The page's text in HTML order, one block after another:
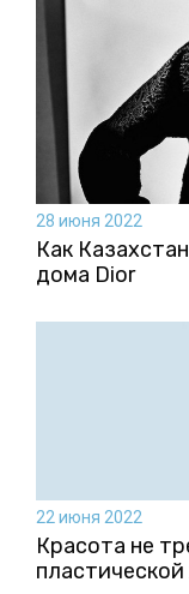
28 июня 2022
Как
дома Dior
22 июня 2022
Красота не